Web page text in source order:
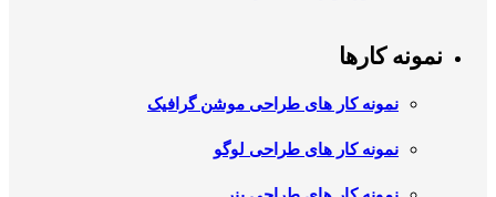
نمونه کارها
نمونه کار های طراحی موشن گرافیک
نمونه کار های طراحی لوگو